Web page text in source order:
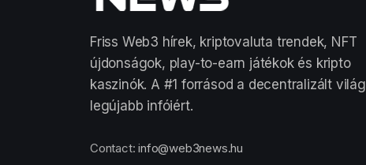
Friss Web3 hírek, kriptovaluta trendek, NFT
újdonságok, play-to-earn játékok és kripto
kaszinók. A #1 forrásod a decentralizált világ
legújabb infóiért.
Contact:info@web3news.hu